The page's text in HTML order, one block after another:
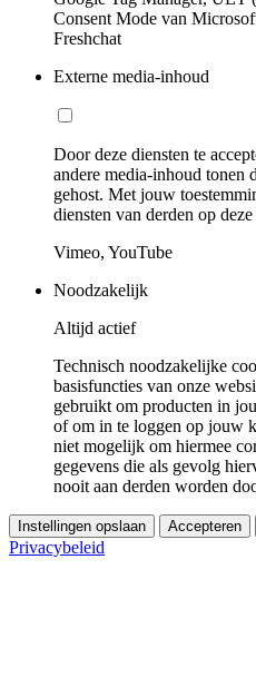
Consent Mode van
Freshchat
Externe media-inhoud
Door deze diensten te
andere media-inhoud tonen
gehost. Met jouw
diensten van derden op
Vimeo, YouTube
Noodzakelijk
Altijd actief
Technisch noodzakelijke
basisfuncties van onze
gebruikt om producten in
of om in te loggen op jouw
niet mogelijk om hiermee
gegevens die als gevolg
nooit aan derden worden
Instellingen opslaan Accepteren
Privacybeleid